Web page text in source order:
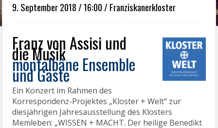
9. September 2018 / 16:00 / Franziskanerkloster
Franz von Assisi und
die Musik
montalbâne Ensemble
und Gäste
Ein Konzert im Rahmen des
Korrespondenz-Projektes „Kloster + Welt“ zur
diesjährigen Jahresausstellung des Klosters
Memleben: „WISSEN + MACHT. Der heilige Benedikt